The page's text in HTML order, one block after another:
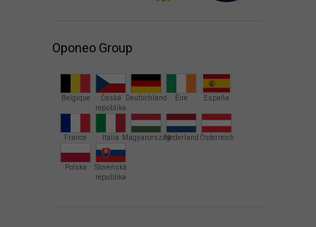
Oponeo Group
Belgique
Česká
republika
Deutschland Éire España
France Italia MagyarországNederland Österreich
Polska
Slovenská
republika